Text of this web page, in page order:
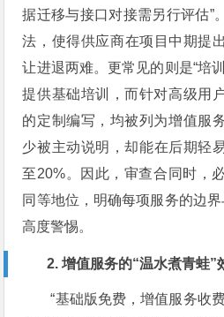
据迁移与接口对接需另行评估”
法，使得供应商在项目中期提
让进退两难。更常见的则是“培
提供基础培训，而针对高级用
的定制编写，均被列为增值服
少被主动说明，却能在后期轻
至20%。因此，审查合同时，
同等地位，明确每项服务的边
高度警惕。
2. 增值服务的“温水煮青蛙”
“基础版免费，增值服务收